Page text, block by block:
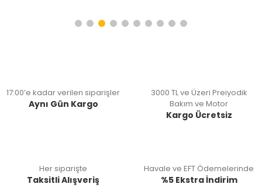
17:00’e kadar verilen siparişler
Aynı Gün Kargo
3000 TL ve Üzeri Preiyodik
Bakım ve Motor
Kargo Ücretsiz
Her siparişte
Taksitli Alışveriş
Havale ve EFT Ödemelerinde
%5 Ekstra İndirim